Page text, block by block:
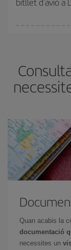
barats et
horaris del
Quan acabis la
documentació
necessites un